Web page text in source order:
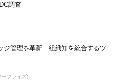
調査
ジ管理を革新 組織知を統合するツ
ープライズ)